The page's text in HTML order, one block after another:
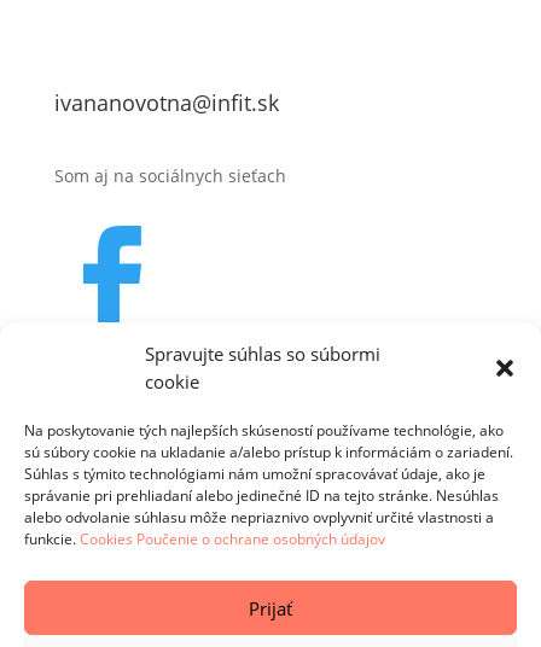
Spravujte súhlas so súbormi
cookie
Na poskytovanie tých najlepších skúseností používame technológie, ako
sú súbory cookie na ukladanie a/alebo prístup k informáciám o zariadení.
Súhlas s týmito technológiami nám umožní spracovávať údaje, ako je
správanie pri prehliadaní alebo jedinečné ID na tejto stránke. Nesúhlas
alebo odvolanie súhlasu môže nepriaznivo ovplyvniť určité vlastnosti a
funkcie.Cookies Poučenie o ochrane osobných údajov
Prijať
ivananovotna@infit.sk
Som aj na sociálnych sieťach


© 2026 Infit.sk |www.infit.sk– Výživová poradkyňa